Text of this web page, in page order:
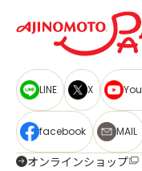
LINE X
facebook MAIL
オンラインショップ